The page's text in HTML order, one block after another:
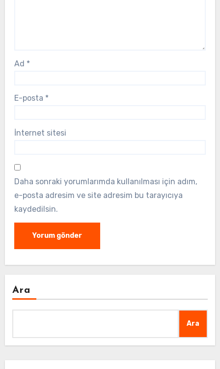
Ad *
E-posta *
İnternet sitesi
Daha sonraki yorumlarımda kullanılması için adım,
e-posta adresim ve site adresim bu tarayıcıya
kaydedilsin.
Ara
Ara